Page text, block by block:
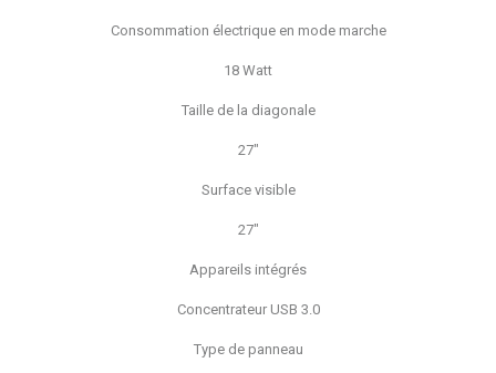
Consommation électrique en mode marche
18 Watt
Taille de la diagonale
27"
Surface visible
27"
Appareils intégrés
Concentrateur USB 3.0
Type de panneau